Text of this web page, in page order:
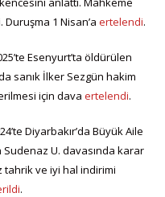
1 Nisan’a ertelendi.
Esenyurt’ta öldürülen
sanık İlker Sezgün hakim
için dava ertelendi.
Diyarbakır’da Büyük Aile
U. davasında karar
tahrik ve iyi hal indirimi
.